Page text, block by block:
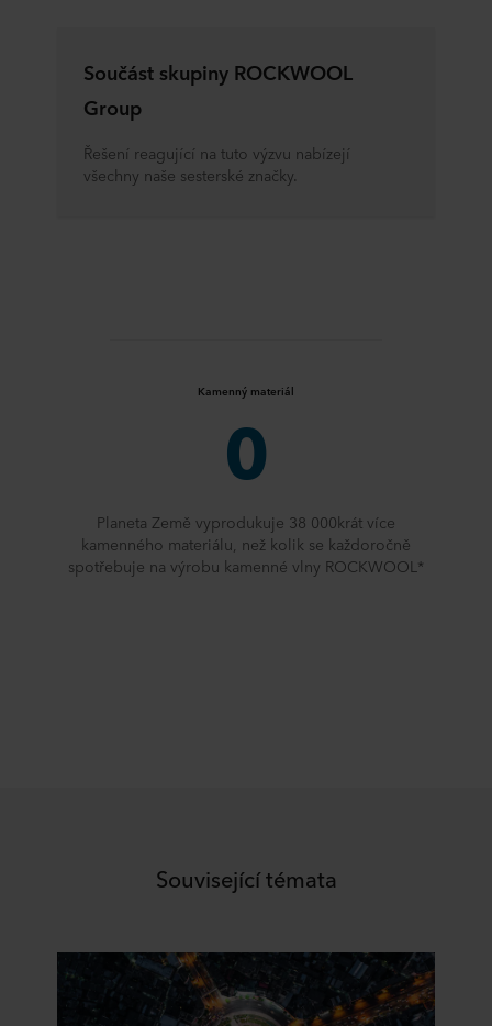
Součást skupiny ROCKWOOL
Group
Řešení reagující na tuto výzvu nabízejí
všechny naše sesterské značky.
Kamenný materiál
0
Planeta Země vyprodukuje 38 000krát více
kamenného materiálu, než kolik se každoročně
spotřebuje na výrobu kamenné vlny ROCKWOOL*
Související témata